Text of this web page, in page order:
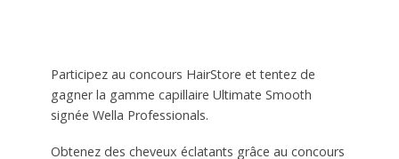
Participez au concours HairStore et tentez de
gagner la gamme capillaire Ultimate Smooth
signée Wella Professionals.
Obtenez des cheveux éclatants grâce au concours